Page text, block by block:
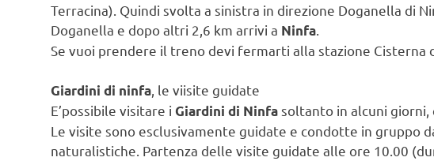
Terracina). Quindi svolta a sinistra in direzione Doganella di
Doganella e dopo altri 2,6 km arrivi a Ninfa
Se vuoi prendere il treno devi fermarti alla stazione Cisterna
Giardini di ninfa, le viisite guidate
E’possibile visitare i Giardini di Ninfa soltanto in alcuni
Le visite sono esclusivamente guidate e condotte in gruppo
naturalistiche. Partenza delle visite guidate alle ore 10.00